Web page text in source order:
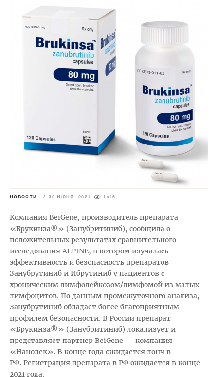
НОВОСТИ / 30 ИЮНЯ 2021 1946
Компания BeiGene, производитель препарата
«Брукинза®» (Занубритиниб), сообщила о
положительных результатах сравнительного
исследования ALPINE, в котором изучалась
эффективность и безопасность препаратов
Занубрутиниб и Ибрутиниб у пациентов с
хроническим лимфолейкозом/лимфомой из малых
лимфоцитов. По данным промежуточного анализа,
Занубрутиниб обладает более благоприятным
профилем безопасности. В России препарат
«Брукинза®» (Занубритиниб) локализует и
представляет партнер BeiGene — компания
«Нанолек». В конце года ожидается лонч в
РФ. Регистрация препарата в РФ ожидается в конце
2021 года.